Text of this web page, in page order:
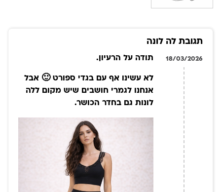
תגובת לה לונה
18/03/2026 תודה על הרעיון.
לא עשינו אף עם בגדי ספורט 🙂 אבל
אנחנו לגמרי חושבים שיש מקום ללה
לונות גם בחדר הכושר.